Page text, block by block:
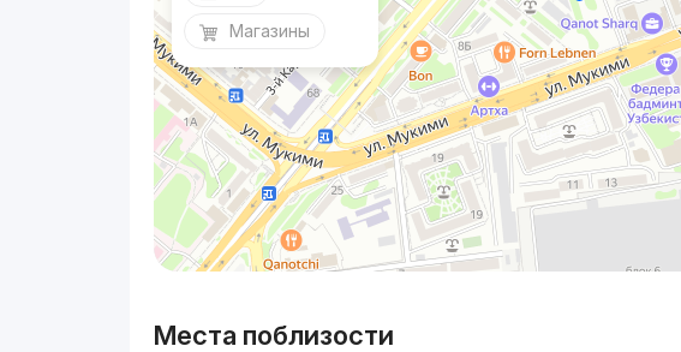
Магазины
Места поблизости